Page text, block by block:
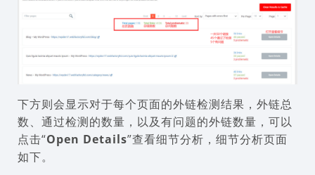
下方则会显示对于每个页面的外链检测结果，外链总
数、通过检测的数量，以及有问题的外链数量，可以
点击“Open Details”查看细节分析，细节分析页面
如下。